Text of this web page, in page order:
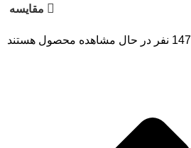
مقایسه
147 نفر در حال مشاهده محصول هستند